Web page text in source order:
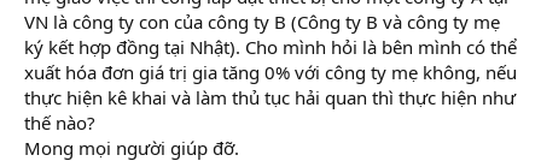
e
r
VN là công ty con của công ty B (Công ty B và công ty mẹ
ký kết hợp đồng tại Nhật). Cho mình hỏi là bên mình có thể
xuất hóa đơn giá trị gia tăng 0% với công ty mẹ không, nếu
thực hiện kê khai và làm thủ tục hải quan thì thực hiện như
thế nào?
Mong mọi người giúp đỡ.